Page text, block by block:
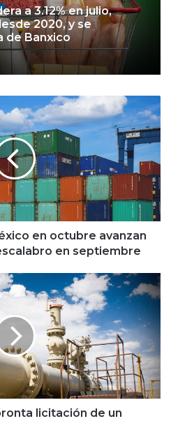
a 3.12% en julio,
2020, y se
de Banxico
en octubre avanzan
en septiembre
licitación de un